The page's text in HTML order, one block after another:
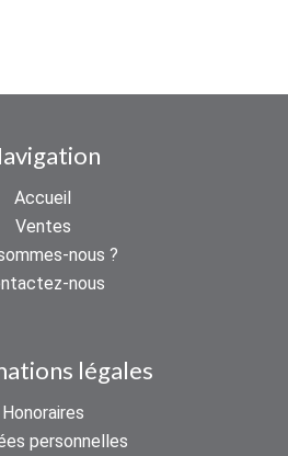
Accueil
Ventes
nous ?
nous
légales
Honoraires
personnelles